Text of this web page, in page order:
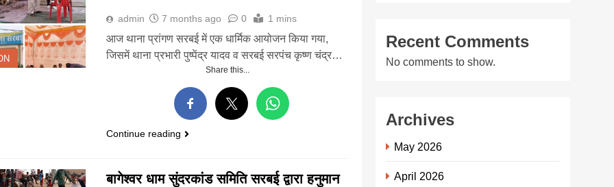
admin 7 months ago 0 1 mins
आज थाना प्रांगण सरबई में एक धार्मिक आयोजन किया गया,
जिसमें थाना प्रभारी पुष्पेंद्र यादव व सरबई सरपंच कृष्ण चंद्र…
Share this...
Continue reading
बागेश्वर धाम सुंदरकांड समिति सरबई द्वारा हनुमान
Recent Comments
No comments to show.
Archives
May 2026
April 2026